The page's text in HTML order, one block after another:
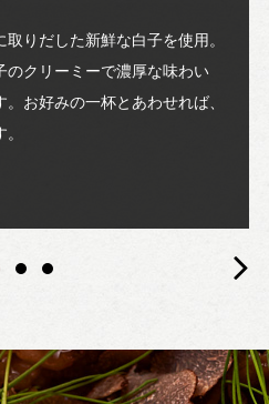
りだした新鮮な白子を使用。
のクリーミーで濃厚な味わい
お好みの一杯とあわせれば、